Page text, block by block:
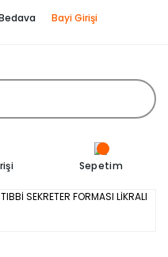
Bayi Girişi
Sepetim